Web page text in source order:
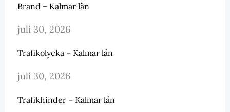
Brand – Kalmar län
juli 30, 2026
Trafikolycka – Kalmar län
juli 30, 2026
Trafikhinder – Kalmar län